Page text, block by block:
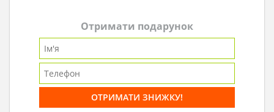
Отримати подарунок